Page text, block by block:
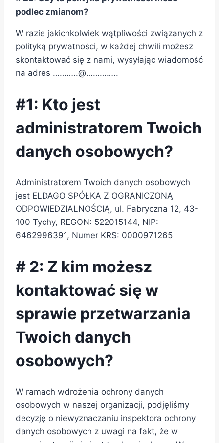
podlec zmianom?
W razie jakichkolwiek wątpliwości związanych z
polityką prywatności, w każdej chwili możesz
skontaktować się z nami, wysyłając wiadomość
na adres ………..@…………..
#1: Kto jest
administratorem Twoich
danych osobowych?
Administratorem Twoich danych osobowych
jest ELDAGO SPÓŁKA Z OGRANICZONĄ
ODPOWIEDZIALNOŚCIĄ, ul. Fabryczna 12, 43-
100 Tychy, REGON: 522015144, NIP:
6462996391, Numer KRS: 0000971265
# 2: Z kim możesz
kontaktować się w
sprawie przetwarzania
Twoich danych
osobowych?
W ramach wdrożenia ochrony danych
osobowych w naszej organizacji, podjęliśmy
decyzję o niewyznaczaniu inspektora ochrony
danych osobowych z uwagi na fakt, że w